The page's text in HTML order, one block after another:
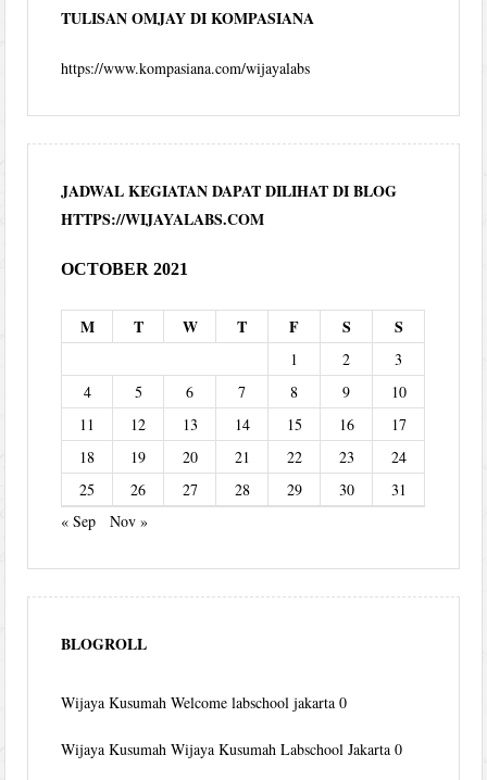
TULISAN OMJAY DI KOMPASIANA
https://www.kompasiana.com/wijayalabs
JADWAL KEGIATAN DAPAT DILIHAT DI BLOG
HTTPS://WIJAYALABS.COM
OCTOBER 2021
M T W T F S S
1 2
3
4
5 6 7 8 9
10
11
12 13 14 15 16
17
18
19 20 21 22 23
24
25
26 27 28 29 30
31
« Sep
Nov »
BLOGROLL
Wijaya Kusumah Welcome labschool jakarta 0
Wijaya Kusumah Wijaya Kusumah Labschool Jakarta 0